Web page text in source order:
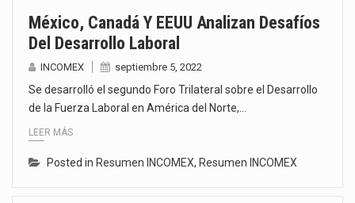
México, Canadá Y EEUU Analizan Desafíos
Del Desarrollo Laboral
INCOMEX septiembre 5, 2022
Se desarrolló el segundo Foro Trilateral sobre el Desarrollo
de la Fuerza Laboral en América del Norte,…
LEER MÁS
Posted in Resumen INCOMEX, Resumen INCOMEX